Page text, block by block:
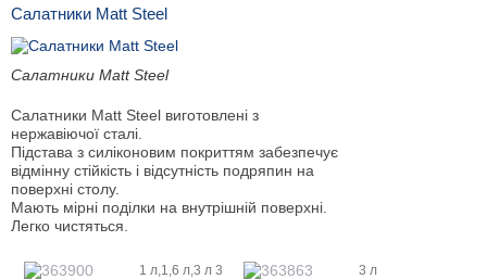
Салатники Matt Steel
Салатники Matt Steel
Салатники Matt Steel виготовлені з
нержавіючої сталі.
Підстава з силіконовим покриттям забезпечує
відмінну стійкість і відсутність подряпин на
поверхні столу.
Мають мірні поділки на внутрішній поверхні.
Легко чистяться.
1 л,1,6 л,3 л 3
3 л